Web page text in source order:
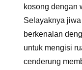
kosong dengan
Selayaknya
berkenalan
untuk mengisi
cenderung